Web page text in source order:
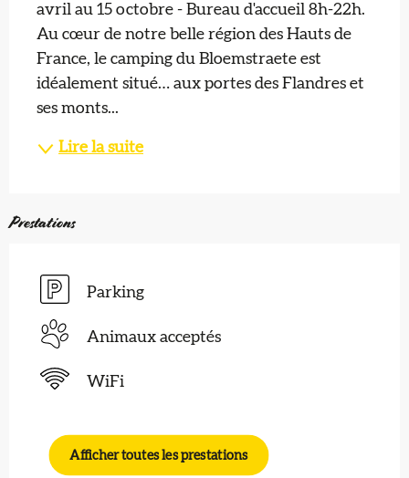
avril au 15 octobre - Bureau d'accueil 8h-22h.
Au cœur de notre belle région des Hauts de
France, le camping du Bloemstraete est
idéalement situé… aux portes des Flandres et
ses monts...
Lire la suite
Prestations
Parking
Animaux acceptés
WiFi
Afficher toutes les prestations